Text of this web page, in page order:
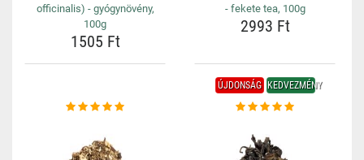
officinalis) - gyógynövény,
100g
1505 Ft
- fekete tea, 100g
2993 Ft
ÚJDONSÁG KEDVEZMÉNY